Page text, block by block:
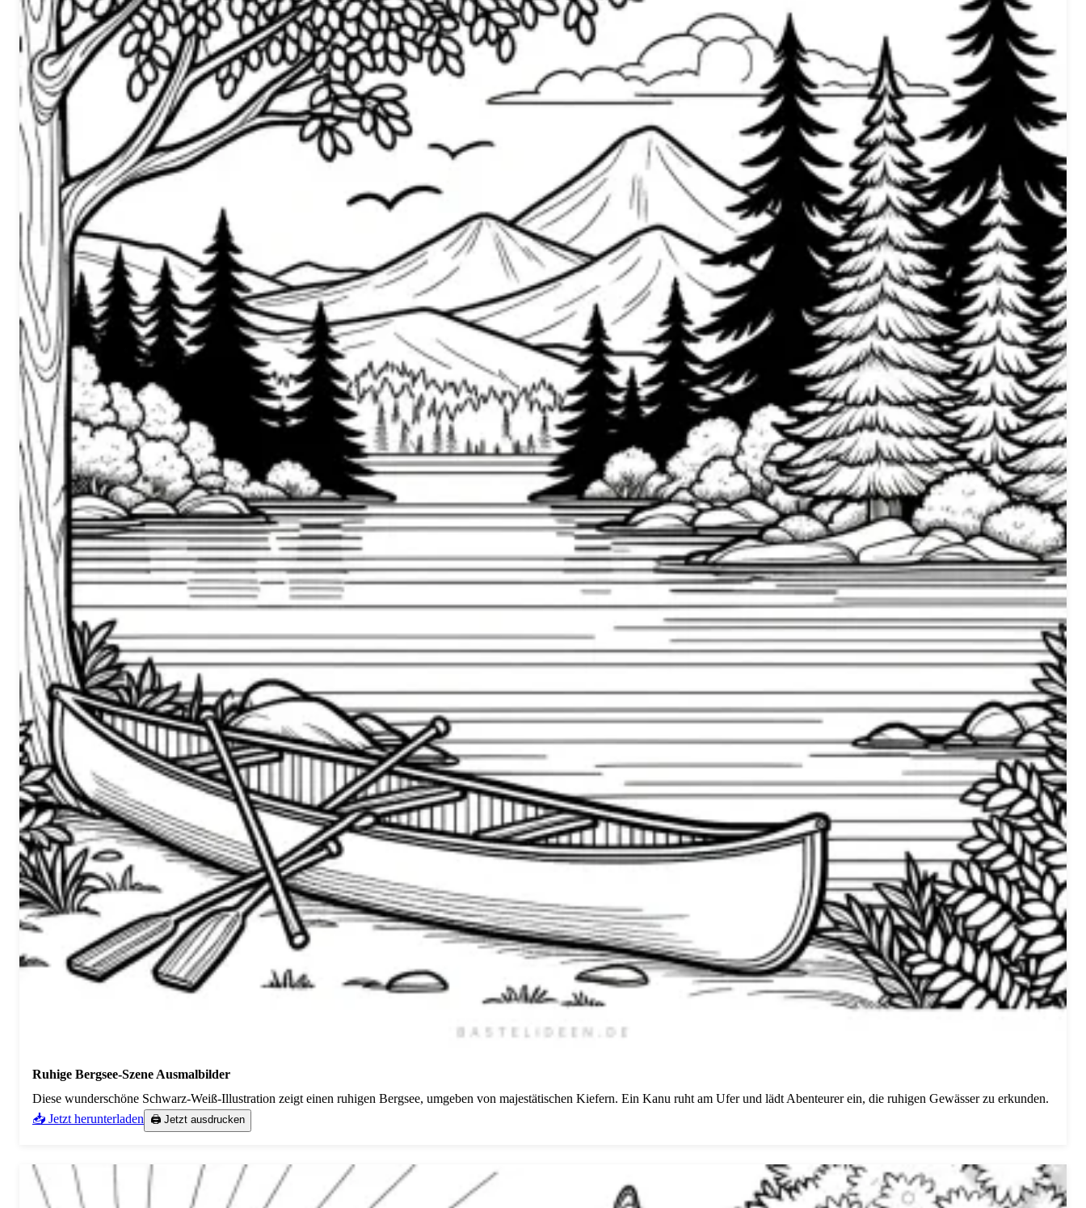
Ruhige Bergsee-Szene Ausmalbilder
Diese wunderschöne Schwarz-Weiß-Illustration zeigt einen ruhigen Bergsee, umgeben von majestätischen Kiefern. Ein Kanu ruht am Ufer und lädt Abenteurer ein, die ruhigen Gewässer zu erkunden.
📥 Jetzt herunterladen
🖨️ Jetzt ausdrucken